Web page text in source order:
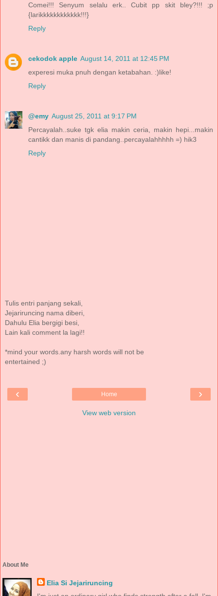
Comei!!! Senyum selalu erk.. Cubit pp skit bley?!!! ;p
{larikkkkkkkkkkkk!!!}
Reply
cekodok apple August 14, 2011 at 12:45 PM
experesi muka pnuh dengan ketabahan. :)like!
Reply
@emy August 25, 2011 at 9:17 PM
Percayalah..suke tgk elia makin ceria, makin hepi...makin
cantikk dan manis di pandang..percayalahhhhh =) hik3
Reply
Tulis entri panjang sekali,
Jejariruncing nama diberi,
Dahulu Elia bergigi besi,
Lain kali comment la lagi!!
*mind your words.any harsh words will not be
entertained ;)
‹ ›
Home
View web version
About Me
Elia Si Jejariruncing